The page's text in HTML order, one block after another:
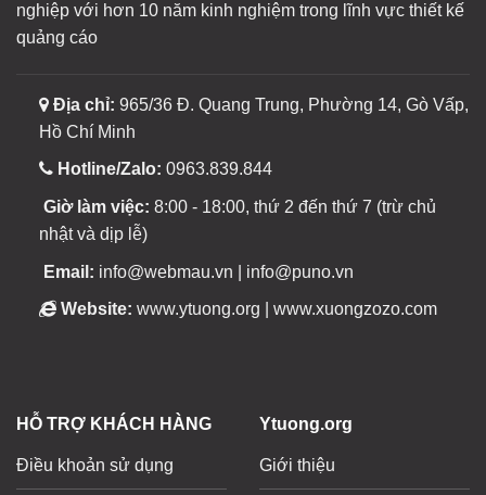
nghiệp với hơn 10 năm kinh nghiệm trong lĩnh vực thiết kế
quảng cáo
Địa chỉ: 965/36 Đ. Quang Trung, Phường 14, Gò Vấp,
Hồ Chí Minh
Hotline/Zalo: 0963.839.844
Giờ làm việc: 8:00 - 18:00, thứ 2 đến thứ 7 (trừ chủ
nhật và dịp lễ)
Email: info@webmau.vn | info@puno.vn
Website: www.ytuong.org | www.xuongzozo.com
HỖ TRỢ KHÁCH HÀNG
Điều khoản sử dụng
Ytuong.org
Giới thiệu